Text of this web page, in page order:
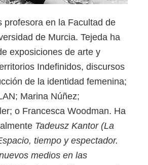
profesora en la Facultad de
de Murcia. Tejeda ha
exposiciones de arte y
Indefinidos, discursos
de la identidad femenina;
Marina Núñez;
o Francesca Woodman. Ha
Tadeusz Kantor (La
tiempo y espectador.
medios en las